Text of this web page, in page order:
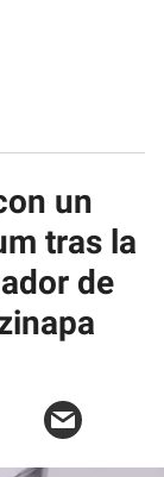
un
tras la
de